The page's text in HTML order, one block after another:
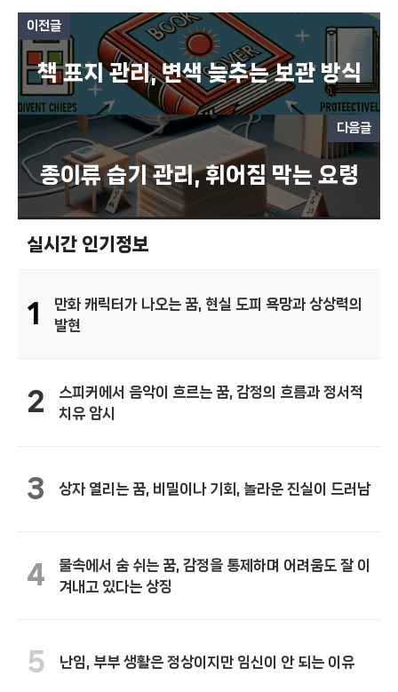
이전글
책 표지 관리, 변색 늦추는 보관 방식
다음글
종이류 습기 관리, 휘어짐 막는 요령
실시간 인기정보
1
만화 캐릭터가 나오는 꿈, 현실 도피 욕망과 상상력의
발현
2
스피커에서 음악이 흐르는 꿈, 감정의 흐름과 정서적
치유 암시
3 상자 열리는 꿈, 비밀이나 기회, 놀라운 진실이 드러남
4
물속에서 숨 쉬는 꿈, 감정을 통제하며 어려움도 잘 이
겨내고 있다는 상징
5 난임, 부부 생활은 정상이지만 임신이 안 되는 이유